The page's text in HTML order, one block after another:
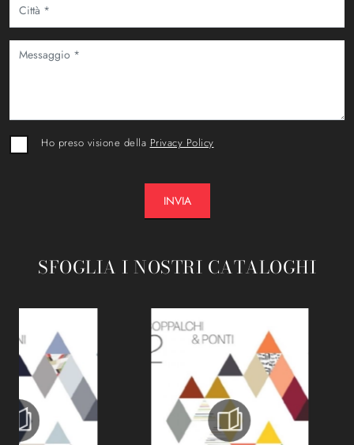
Ho preso visione della Privacy Policy
INVIA
SFOGLIA I NOSTRI CATALOGHI